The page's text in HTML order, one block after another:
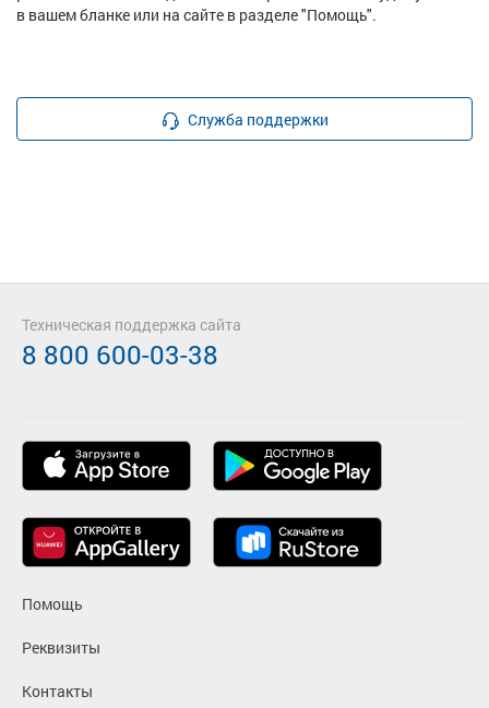
в вашем бланке или на сайте в разделе "Помощь".
Служба поддержки
Помощь
Реквизиты
Контакты
Техническая поддержка сайта
8 800 600-03-38